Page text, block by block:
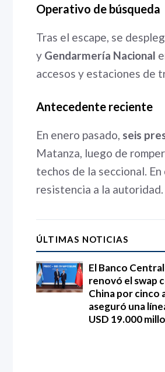
Operativo de búsqueda
Tras el escape, se
y Gendarmería Nacional
accesos y estaciones de
Antecedente reciente
En enero pasado, seis
Matanza, luego de
techos de la seccional.
resistencia a la autoridad.
ÚLTIMAS NOTICIAS
El Banco Central
renovó el swap
China por cinco
aseguró una
USD 19.000